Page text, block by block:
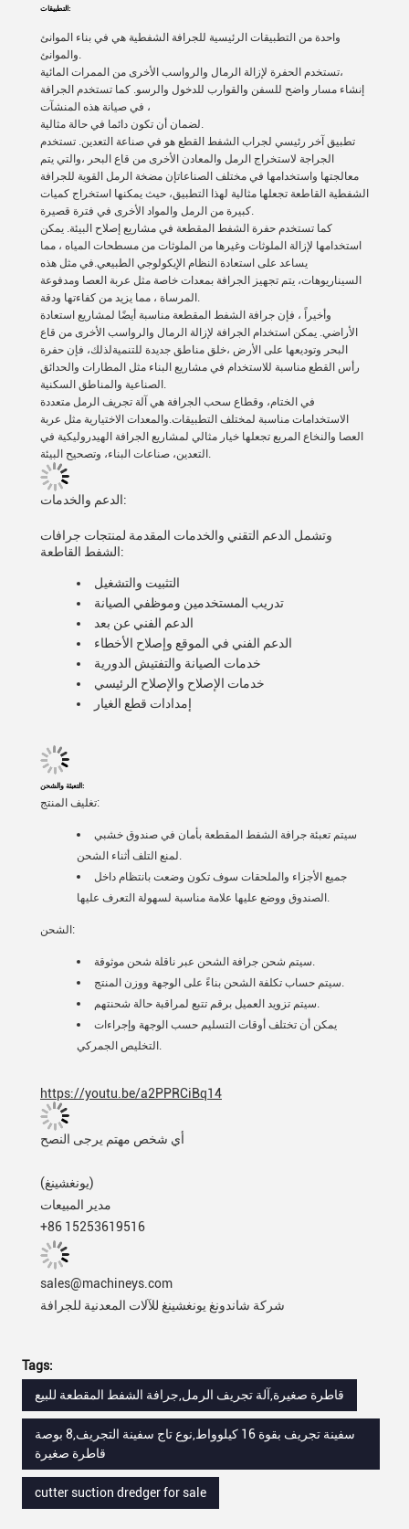
التطبيقات:
واحدة من التطبيقات الرئيسية للجرافة الشفطية هي في بناء الموانئ
والموانئ.
تستخدم الحفرة لإزالة الرمال والرواسب الأخرى من الممرات المائية،
إنشاء مسار واضح للسفن والقوارب للدخول والرسو. كما تستخدم الجرافة
في صيانة هذه المنشآت ،
لضمان أن تكون دائما في حالة مثالية.
تطبيق آخر رئيسي لجراب الشفط القطع هو في صناعة التعدين. تستخدم
الجراجة لاستخراج الرمل والمعادن الأخرى من قاع البحر ،والتي يتم
معالجتها واستخدامها في مختلف الصناعاتإن مضخة الرمل القوية للجرافة
الشفطية القاطعة تجعلها مثالية لهذا التطبيق، حيث يمكنها استخراج كميات
كبيرة من الرمل والمواد الأخرى في فترة قصيرة.
كما تستخدم حفرة الشفط المقطعة في مشاريع إصلاح البيئة. يمكن
استخدامها لإزالة الملوثات وغيرها من الملوثات من مسطحات المياه ، مما
يساعد على استعادة النظام الإيكولوجي الطبيعي.في مثل هذه
السيناريوهات، يتم تجهيز الجرافة بمعدات خاصة مثل عربة العصا ومدفوعة
المرساة ، مما يزيد من كفاءتها ودقة.
وأخيراً ، فإن جرافة الشفط المقطعة مناسبة أيضًا لمشاريع استعادة
الأراضي. يمكن استخدام الجرافة لإزالة الرمال والرواسب الأخرى من قاع
البحر وتوديعها على الأرض ،خلق مناطق جديدة للتنميةلذلك، فإن حفرة
رأس القطع مناسبة للاستخدام في مشاريع البناء مثل المطارات والحدائق
الصناعية والمناطق السكنية.
في الختام، وقطاع سحب الجرافة هي آلة تجريف الرمل متعددة
الاستخدامات مناسبة لمختلف التطبيقات.والمعدات الاختيارية مثل عربة
العصا والنخاع المربع تجعلها خيار مثالي لمشاريع الجرافة الهيدروليكية في
التعدين، صناعات البناء، وتصحيح البيئة.
الدعم والخدمات:
وتشمل الدعم التقني والخدمات المقدمة لمنتجات جرافات
الشفط القاطعة:
التثبيت والتشغيل
تدريب المستخدمين وموظفي الصيانة
الدعم الفني عن بعد
الدعم الفني في الموقع وإصلاح الأخطاء
خدمات الصيانة والتفتيش الدورية
خدمات الإصلاح والإصلاح الرئيسي
إمدادات قطع الغيار
التعبئة والشحن:
تغليف المنتج:
سيتم تعبئة جرافة الشفط المقطعة بأمان في صندوق خشبي
لمنع التلف أثناء الشحن.
جميع الأجزاء والملحقات سوف تكون وضعت بانتظام داخل
الصندوق ووضع عليها علامة مناسبة لسهولة التعرف عليها.
الشحن:
سيتم شحن جرافة الشحن عبر ناقلة شحن موثوقة.
سيتم حساب تكلفة الشحن بناءً على الوجهة ووزن المنتج.
سيتم تزويد العميل برقم تتبع لمراقبة حالة شحنتهم.
يمكن أن تختلف أوقات التسليم حسب الوجهة وإجراءات
التخليص الجمركي.
https://youtu.be/a2PPRCiBq14
أي شخص مهتم يرجى النصح
(يونغشينغ)
مدير المبيعات
+86 15253619516
sales@machineys.com
شركة شاندونغ يونغشينغ للآلات المعدنية للجرافة
Tags:
قاطرة صغيرة,آلة تجريف الرمل,جرافة الشفط المقطعة للبيع
سفينة تجريف بقوة 16 كيلوواط,نوع تاج سفينة التجريف,8 بوصة
قاطرة صغيرة
cutter suction dredger for sale